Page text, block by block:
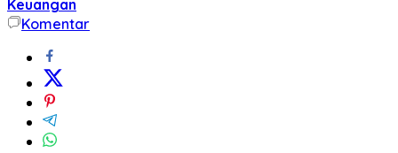
Keuangan
Komentar